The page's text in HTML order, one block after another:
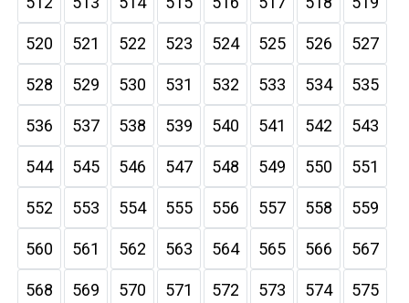
520 521 522 523 524 525 526 527
528 529 530 531 532 533 534 535
536 537 538 539 540 541 542 543
544 545 546 547 548 549 550 551
552 553 554 555 556 557 558 559
560 561 562 563 564 565 566 567
568 569 570 571 572 573 574 575